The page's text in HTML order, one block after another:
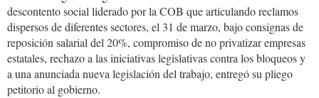
descontento social liderado por la COB que articulando reclamos
dispersos de diferentes sectores, el 31 de marzo, bajo consignas de
reposición salarial del 20%, compromiso de no privatizar empresas
estatales, rechazo a las iniciativas legislativas contra los bloqueos y
a una anunciada nueva legislación del trabajo, entregó su pliego
petitorio al gobierno.